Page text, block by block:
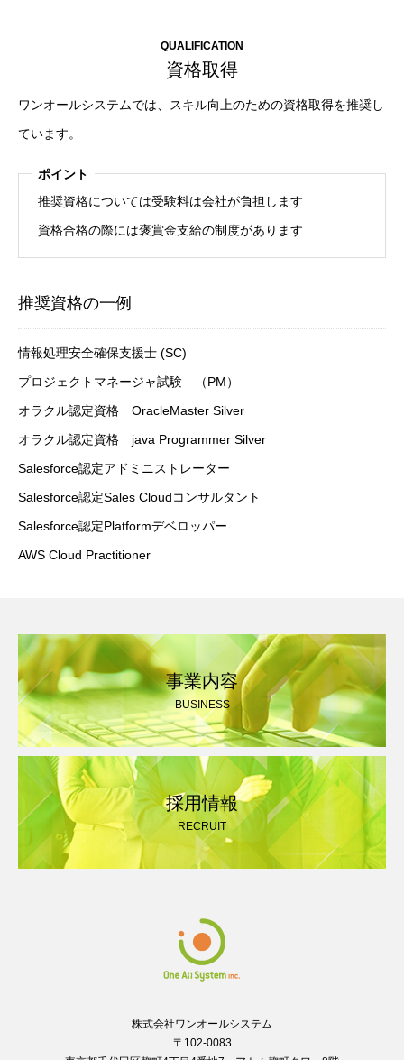
QUALIFICATION
資格取得
ワンオールシステムでは、スキル向上のための資格取得を推奨し
ています。
ポイント
推奨資格については受験料は会社が負担します
資格合格の際には褒賞金支給の制度があります
推奨資格の一例
情報処理安全確保支援士 (SC)
プロジェクトマネージャ試験 （PM）
オラクル認定資格 OracleMaster Silver
オラクル認定資格 java Programmer Silver
Salesforce認定アドミニストレーター
Salesforce認定Sales Cloudコンサルタント
Salesforce認定Platformデベロッパー
AWS Cloud Practitioner
事業内容
BUSINESS
採用情報
RECRUIT
株式会社ワンオールシステム
〒102-0083